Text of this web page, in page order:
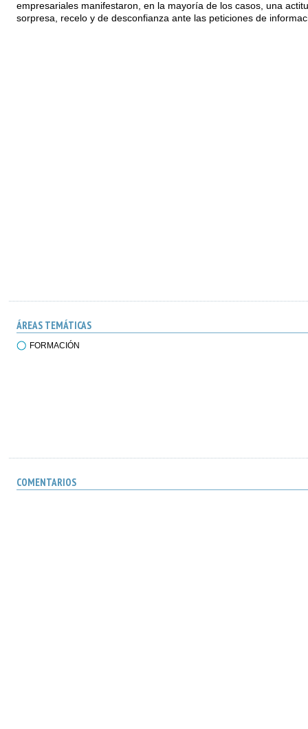
empresariales manifestaron, en la mayoría de los casos, una
sorpresa, recelo y de desconfianza ante las peticiones de
ÁREAS TEMÁTICAS
FORMACIÓN
COMENTARIOS